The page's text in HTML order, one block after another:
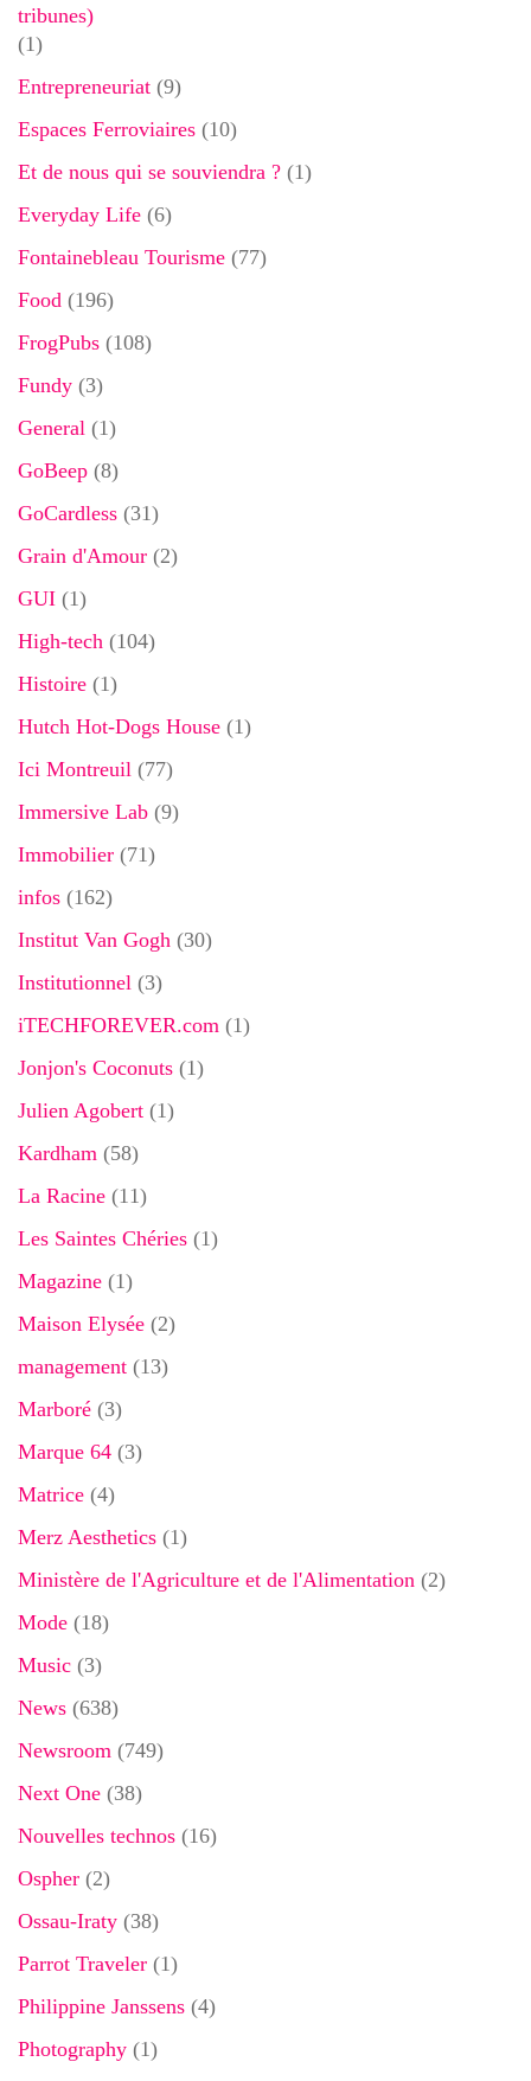
tribunes)
(1)
Entrepreneuriat (9)
Espaces Ferroviaires (10)
Et de nous qui se souviendra ? (1)
Everyday Life (6)
Fontainebleau Tourisme (77)
Food (196)
FrogPubs (108)
Fundy (3)
General (1)
GoBeep (8)
GoCardless (31)
Grain d'Amour (2)
GUI (1)
High-tech (104)
Histoire (1)
Hutch Hot-Dogs House (1)
Ici Montreuil (77)
Immersive Lab (9)
Immobilier (71)
infos (162)
Institut Van Gogh (30)
Institutionnel (3)
iTECHFOREVER.com (1)
Jonjon's Coconuts (1)
Julien Agobert (1)
Kardham (58)
La Racine (11)
Les Saintes Chéries (1)
Magazine (1)
Maison Elysée (2)
management (13)
Marboré (3)
Marque 64 (3)
Matrice (4)
Merz Aesthetics (1)
Ministère de l'Agriculture et de l'Alimentation (2)
Mode (18)
Music (3)
News (638)
Newsroom (749)
Next One (38)
Nouvelles technos (16)
Ospher (2)
Ossau-Iraty (38)
Parrot Traveler (1)
Philippine Janssens (4)
Photography (1)